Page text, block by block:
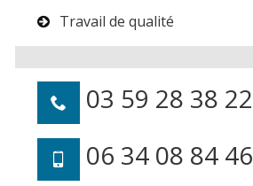
Travail de qualité
03 59 28 38 22
06 34 08 84 46